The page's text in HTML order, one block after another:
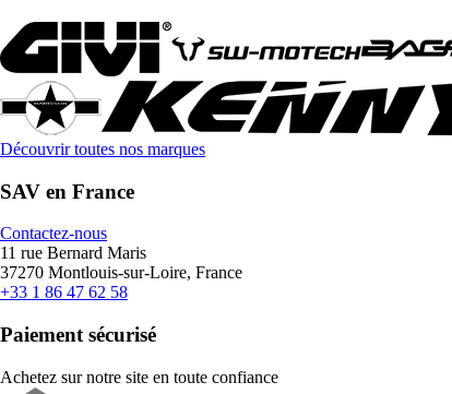
Découvrir toutes nos marques
SAV en France
Contactez-nous
11 rue Bernard Maris
37270 Montlouis-sur-Loire, France
+33 1 86 47 62 58
Paiement sécurisé
Achetez sur notre site en toute confiance